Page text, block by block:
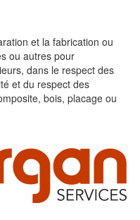
et la fabrication ou
ou autres pour
dans le respect des
et du respect des
bois, placage ou